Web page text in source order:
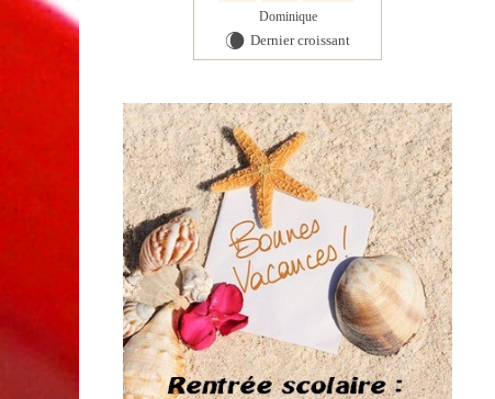
Dominique
W Dernier croissant